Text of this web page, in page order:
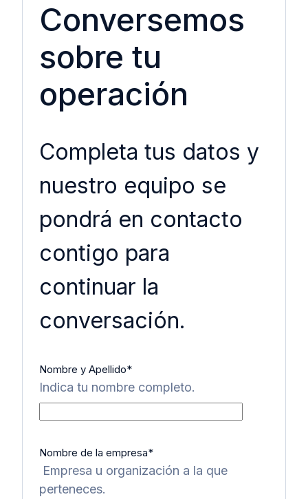
Conversemos
sobre tu
operación
Completa tus datos y
nuestro equipo se
pondrá en contacto
contigo para
continuar la
conversación.
Nombre y Apellido*
Indica tu nombre completo.
Nombre de la empresa*
Empresa u organización a la que
perteneces.